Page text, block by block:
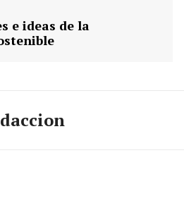
e ideas de la